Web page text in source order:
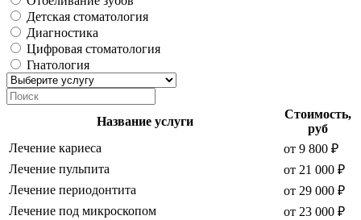
Детская стоматология
Диагностика
Цифровая стоматология
Гнатология
Название услуги
Стоимость,
руб
Лечение кариеса
от 9 800 ₽
Лечение пульпита
от 21 000 ₽
Лечение периодонтита
от 29 000 ₽
Лечение под микроскопом
от 23 000 ₽